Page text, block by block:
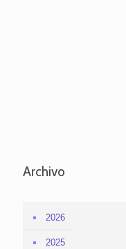
Archivo
2026
2025